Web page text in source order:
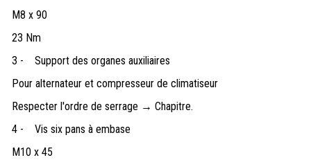
M8 x 90
23 Nm
3 -
Support des organes auxiliaires
Pour alternateur et compresseur de climatiseur
Respecter l'ordre de serrage → Chapitre.
4 -
Vis six pans à embase
M10 x 45